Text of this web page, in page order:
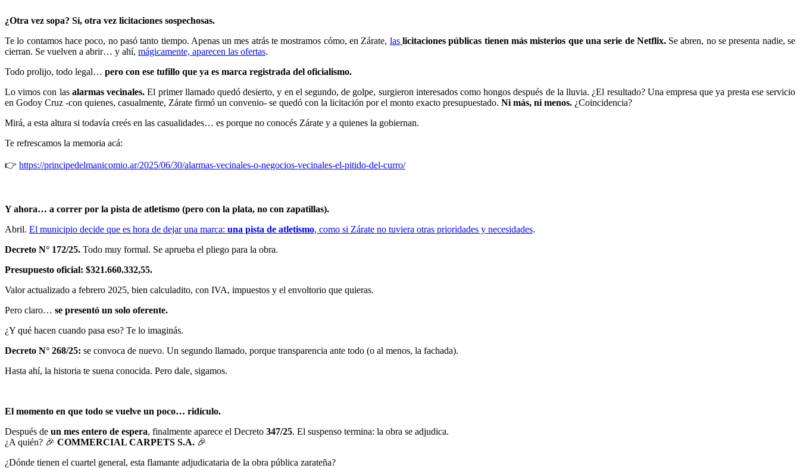
¿Otra vez sopa? Sí, otra vez licitaciones sospechosas.
Te lo contamos hace poco, no pasó tanto tiempo. Apenas un mes atrás te mostramos cómo, en Zárate, las licitaciones públicas tienen más misterios que una serie de Netflix.Se abren, no se presenta nadie, se
cierran. Se vuelven a abrir… y ahí, mágicamente, aparecen las ofertas.
Todo prolijo, todo legal… pero con ese tufillo que ya es marca registrada del oficialismo.
Lo vimos con las alarmas vecinales. El primer llamado quedó desierto, y en el segundo, de golpe, surgieron interesados como hongos después de la lluvia. ¿El resultado? Una empresa que ya presta ese servicio
en Godoy Cruz -con quienes, casualmente, Zárate firmó un convenio- se quedó con la licitación por el monto exacto presupuestado. Ni más, ni menos. ¿Coincidencia?
Mirá, a esta altura si todavía creés en las casualidades… es porque no conocés Zárate y a quienes la gobiernan.
Te refrescamos la memoria acá:
👉 https://principedelmanicomio.ar/2025/06/30/alarmas-vecinales-o-negocios-vecinales-el-pitido-del-curro/
Y ahora… a correr por la pista de atletismo (pero con la plata, no con zapatillas).
Abril. El municipio decide que es hora de dejar una marca: una pista de atletismo, como si Zárate no tuviera otras prioridades y necesidades.
Decreto N° 172/25. Todo muy formal. Se aprueba el pliego para la obra.
Presupuesto oficial: $321.660.332,55.
Valor actualizado a febrero 2025, bien calculadito, con IVA, impuestos y el envoltorio que quieras.
Pero claro… se presentó un solo oferente.
¿Y qué hacen cuando pasa eso? Te lo imaginás.
Decreto N° 268/25: se convoca de nuevo. Un segundo llamado, porque transparencia ante todo (o al menos, la fachada).
Hasta ahí, la historia te suena conocida. Pero dale, sigamos.
El momento en que todo se vuelve un poco… ridículo.
Después de un mes entero de espera, finalmente aparece el Decreto 347/25. El suspenso termina: la obra se adjudica.
¿A quién? 🎉 COMMERCIAL CARPETS S.A. 🎉
¿Dónde tienen el cuartel general, esta flamante adjudicataria de la obra pública zarateña?